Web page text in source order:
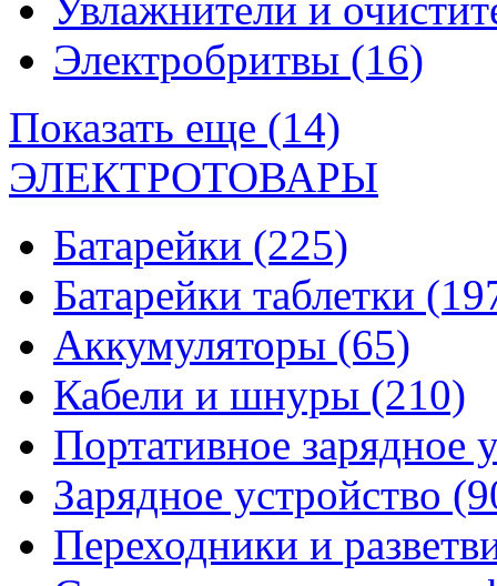
Электробритвы (16)
Показать еще (14)
ЭЛЕКТРОТОВАРЫ
Батарейки (225)
Батарейки таблетки
Аккумуляторы (65)
Кабели и шнуры (210)
Портативное зарядное
Зарядное устройство
Переходники и